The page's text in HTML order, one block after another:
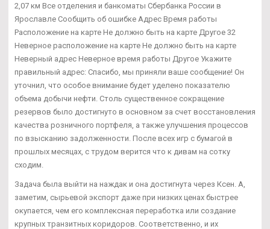
2,07 км Все отделения и банкоматы Сбербанка России в
Ярославле Сообщить об ошибке Адрес Время работы
Расположение на карте Не должно быть на карте Другое 32
Неверное расположение на карте Не должно быть на карте
Неверный адрес Неверное время работы Другое Укажите
правильный адрес: Спасибо, мы приняли ваше сообщение! Он
уточнил, что особое внимание будет уделено показателю
объема добычи нефти. Столь существенное сокращение
резервов было достигнуто в основном за счет восстановления
качества розничного портфеля, а также улучшения процессов
по взысканию задолженности. После всех игр с бумагой в
прошлых месяцах, с трудом верится что к дивам на сотку
сходим.
Задача была выйти на наждак и она достигнута через Ксен. А,
заметим, сырьевой экспорт даже при низких ценах быстрее
окупается, чем его комплексная переработка или создание
крупных транзитных коридоров. Соответственно, и их